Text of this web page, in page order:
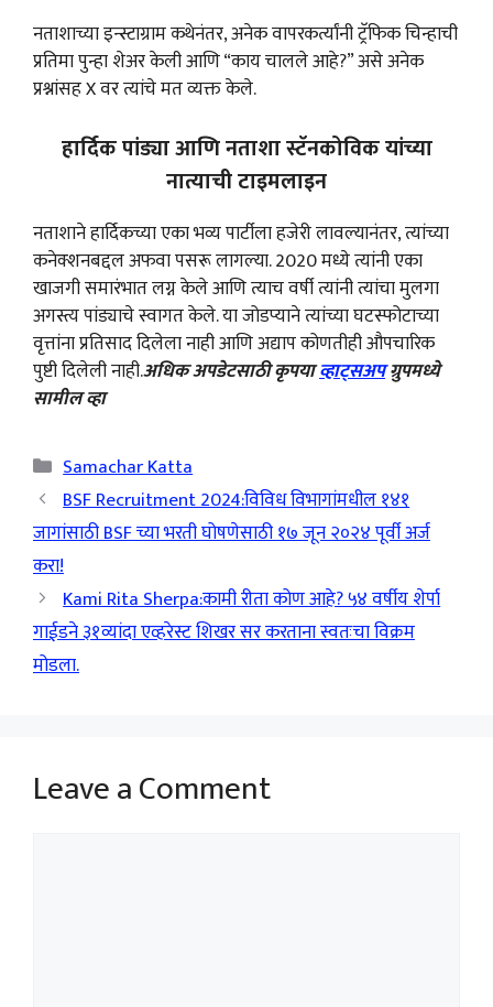
नताशाच्या इन्स्टाग्राम कथेनंतर, अनेक वापरकर्त्यांनी ट्रॅफिक चिन्हाची
प्रतिमा पुन्हा शेअर केली आणि “काय चालले आहे?” असे अनेक
प्रश्नांसह X वर त्यांचे मत व्यक्त केले.
हार्दिक पांड्या आणि नताशा स्टॅनकोविक यांच्या
नात्याची टाइमलाइन
नताशाने हार्दिकच्या एका भव्य पार्टीला हजेरी लावल्यानंतर, त्यांच्या
कनेक्शनबद्दल अफवा पसरू लागल्या. 2020 मध्ये त्यांनी एका
खाजगी समारंभात लग्न केले आणि त्याच वर्षी त्यांनी त्यांचा मुलगा
अगस्त्य पांड्याचे स्वागत केले. या जोडप्याने त्यांच्या घटस्फोटाच्या
वृत्तांना प्रतिसाद दिलेला नाही आणि अद्याप कोणतीही औपचारिक
पुष्टी दिलेली नाही.अधिक अपडेटसाठी कृपयाव्हाट्सअपग्रुपमध्ये
सामील व्हा
Categories
Samachar Katta
BSF Recruitment 2024:विविध विभागांमधील १४१
जागांसाठी BSF च्या भरती घोषणेसाठी १७ जून २०२४ पूर्वी अर्ज
करा!
Kami Rita Sherpa:कामी रीता कोण आहे? ५४ वर्षीय शेर्पा
गाईडने ३१व्यांदा एव्हरेस्ट शिखर सर करताना स्वतःचा विक्रम
मोडला.
Leave a Comment